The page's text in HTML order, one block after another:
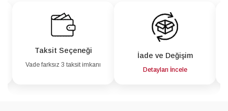
Taksit Seçeneği
Vade farksız 3 taksit imkanı
İade ve Değişim
Detayları İncele